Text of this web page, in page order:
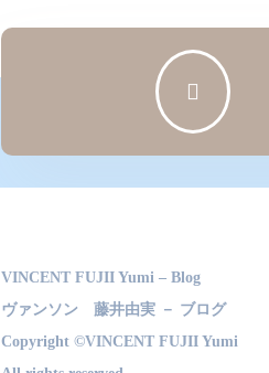

VINCENT FUJII Yumi – Blog
ヴァンソン 藤井由実 － ブログ
Copyright ©VINCENT FUJII Yumi